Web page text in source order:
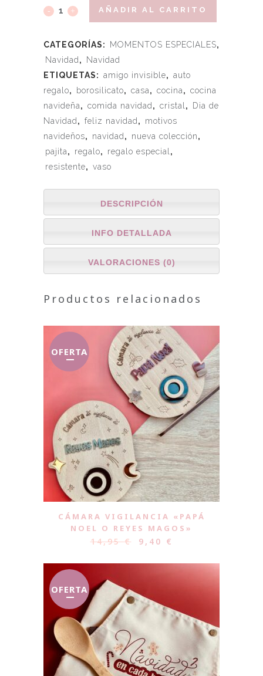
AÑADIR AL CARRITO
CATEGORÍAS: MOMENTOS ESPECIALES,
Navidad ,
Navidad
ETIQUETAS: amigo invisible, auto
regalo, borosilicato, casa, cocina, cocina
navideña, comida navidad , cristal ,
Dia de
Navidad , feliz navidad ,
motivos
navideños, navidad , nueva colección,
pajita, regalo, regalo especial ,
resistente, vaso
DESCRIPCIÓN
INFO DETALLADA
VALORACIONES (0)
Productos relacionados
OFERTA
CÁMARA VIGILANCIA «PAPÁ
NOEL O REYES MAGOS»
14,95€ 9,40 €
OFERTA